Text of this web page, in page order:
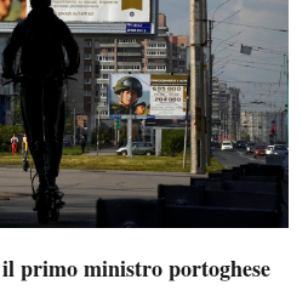
primo ministro portoghese